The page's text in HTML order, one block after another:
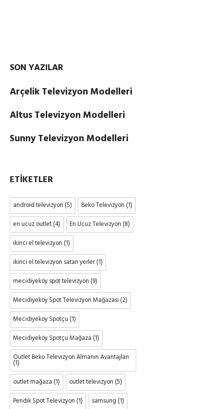
SON YAZILAR
Arçelik Televizyon Modelleri
Altus Televizyon Modelleri
Sunny Televizyon Modelleri
ETIKETLER
android televizyon (5) Beko Televizyon (1)
en ucuz outlet(4) En Ucuz Televizyon (8)
ikinci el televizyon (1)
ikinci el televizyon satan yerler(1)
mecidiyeköy spot televizyon (9)
Mecidiyeköy Spot Televizyon Mağazası (2)
Mecidiyeköy Spotçu (1)
Mecidiyeköy Spotçu Mağaza (1)
Outlet Beko Televizyon Almanın Avantajları
(1)
outlet mağaza (1) outlet televizyon (5)
Pendik Spot Televizyon (1) samsung (1)